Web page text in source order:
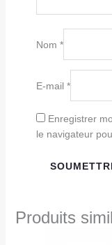
Nom *
E-mail *
Enregistrer
le navigateur
Produits